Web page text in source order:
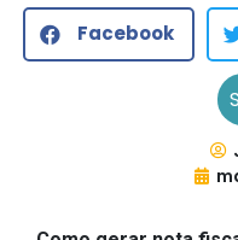
Facebook